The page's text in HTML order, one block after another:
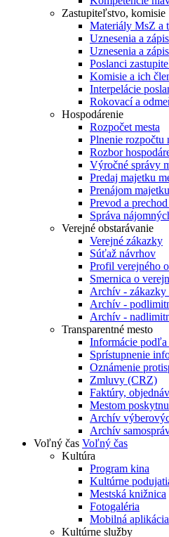
Zastupiteľstvo, komisie
Materiály MsZ a
Uznesenia a
Uznesenia a
Poslanci
Komisie a ich
Interpelácie
Rokovací a
Hospodárenie
Rozpočet mesta
Plnenie rozpočtu
Rozbor
Výročné správy
Predaj majetku
Prenájom
Prevod a
Správa
Verejné obstarávanie
Verejné zákazky
Súťaž návrhov
Profil verejného
Smernica o
Archív - zákazky
Archív -
Archív -
Transparentné mesto
Informácie podľa
Sprístupnenie
Oznámenie
Zmluvy (CRZ)
Faktúry,
Mestom
Archív
Archív
Voľný čas Voľný čas
Kultúra
Program kina
Kultúrne
Mestská knižnica
Fotogaléria
Mobilná aplikácia
Kultúrne služby